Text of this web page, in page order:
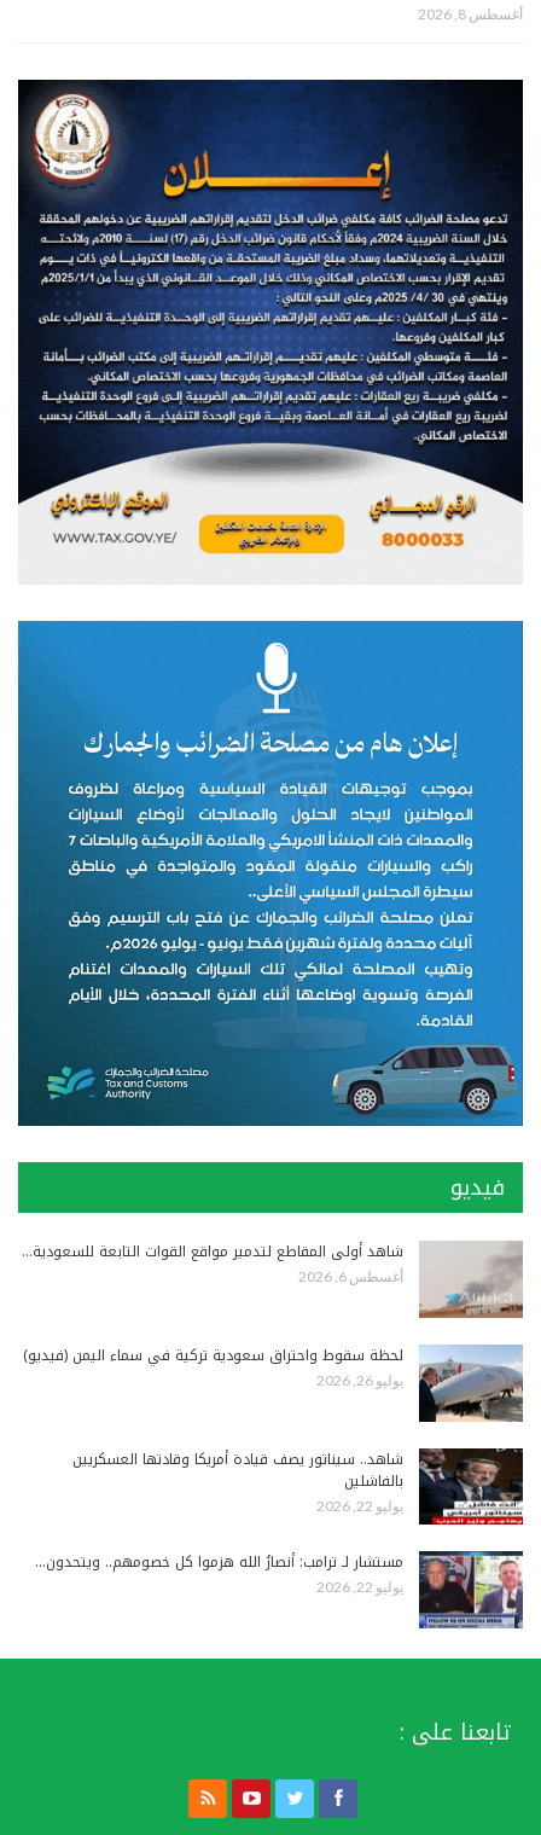
أغسطس 8, 2026
فيديو
شاهد أولى المقاطع لتدمير مواقع القوات التابعة للسعودية…
أغسطس 6, 2026
لحظة سقوط واحتراق سعودية تركية في سماء اليمن (فيديو)
يوليو 26, 2026
شاهد.. سيناتور يصف قيادة أمريكا وقادتها العسكريين
بالفاشلين
يوليو 22, 2026
مستشار لـ ترامب: أنصارُ الله هزموا كل خصومهم.. ويتحدون…
يوليو 22, 2026
تابعنا على :